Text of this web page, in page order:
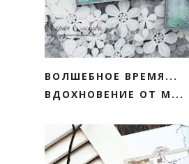
ВОЛШЕБНОЕ ВРЕМЯ...
ВДОХНОВЕНИЕ ОТ М...